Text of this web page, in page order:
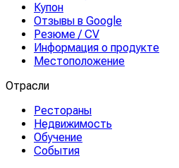
Купон
Отзывы в Google
Резюме / CV
Информация о продукте
Местоположение
Отрасли
Рестораны
Недвижимость
Обучение
События